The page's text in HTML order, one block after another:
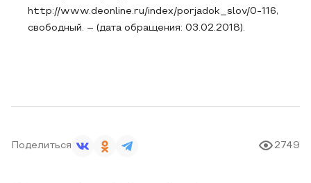
http://www.deonline.ru/index/porjadok_slov/0-116,
свободный. – (дата обращения: 03.02.2018).
Поделиться 2749